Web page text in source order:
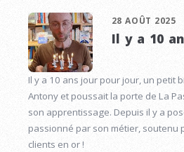
28 AOÛT 2025
Il y a 10
Il y a 10 ans jour pour jour, un petit
Antony et poussait la porte de La
son apprentissage. Depuis il y a
passionné par son métier, soutenu
clients en or !